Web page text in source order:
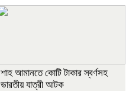
শাহ আমানতে কোটি টাকার স্বর্ণসহ
ভারতীয় যাত্রী আটক